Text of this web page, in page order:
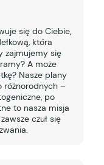
się do Ciebie,
która
zajmujemy się
A może
Nasze plany
różnorodnych –
po
to nasza misja
czuł się